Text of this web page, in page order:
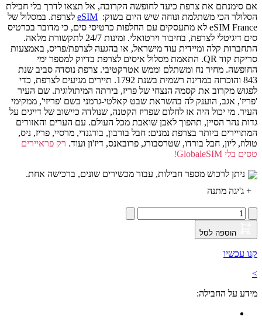
אם סימנתם את צרפת כיעד לחופשה הקרובה, אל תצאו לדרך בלי חבילת
הסלולר הכי משתלמת ונוחה שיש היום בשוק: eSIM לצרפת. במסלול של
eSIM France לא מתעסקים עם החלפות כרטיסי סים, כי מדובר בכרטיס
סים דיגיטלי לצרפת, בחיבור וירטואלי. זמינות 24/7 לתקשורת מלאה.
התחברות קלה ומיידית עוד מישראל, או בהגעה לצרפת/פריס, באמצעות
סריקת קוד QR. התאמת מסלול איסים לצרפת בדיוק למספר ימי
החופשה. מחיר נח ומשתלם וממש אטרקטיבי. צרפת נוסדה סביב שנת
843 והוכרזה כמדינה רשמית בשנת 1792. תיירים מגיעים לצרפת, כדי
לפגוש מקרוב את קסמה הנצחי של פריז, בירתה המיתולוגית. שם העיר
'פריז', אגב, הוענק לה בהשראת שבט קאלטי-גרמני בשם 'פריזי', ממקימי
העיר. מי יכול היה אז לחלום שפריז הקטנה, שנולדה כיישוב של דייגים על
גדות נהר הסיין, תהפוך לאבן שואבת מכל העולם. עם הערים והאזורים
המתויירים ביותר בצרפת נמנים: חבל בורבון, בורגנדי, מרסיי, פריז, ניס,
טולוז, ליון, חבל בורדו, שטרסבורג, פרובאנס, דיז'ון ועוד. רק פראיירים
טסים בלי GlobaleSIM!
ניתן לרכוש מספר חבילות, עבור מכשירים שונים, ברכישה אחת.
+ ג'יגה מתנה
קנו עכשיו
>
מידע על החבילה: